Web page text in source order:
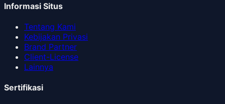
Informasi Situs
Tentang Kami
Kebijakan Privasi
Brand Partner
Client-License
Lainnya
Sertifikasi